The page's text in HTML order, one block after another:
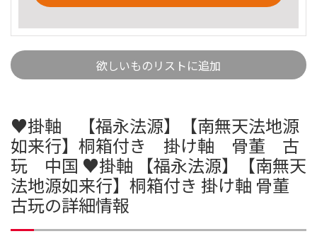
欲しいものリストに追加
♥掛軸 【福永法源】【南無天法地源
如来行】桐箱付き 掛け軸 骨董 古
玩 中国 ♥掛軸 【福永法源】【南無天
法地源如来行】桐箱付き 掛け軸 骨董
古玩の詳細情報